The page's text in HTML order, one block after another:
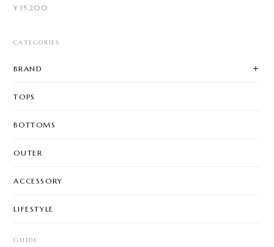
¥35,200
CATEGORIES
BRAND
TOPS
BOTTOMS
OUTER
ACCESSORY
LIFESTYLE
GUIDE